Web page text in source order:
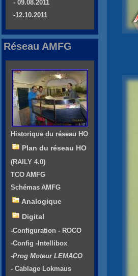
- 09.08.2011
-12.10.2011
Réseau AMFG
Historique du réseau HO
Plan du réseau HO
(RAILY 4.0)
TCO AMFG
Schémas AMFG
Analogique
Digital
-Configuration - ROCO
-Config -Intellibox
-Prog Moteur LEMACO
- Cablage Lokmaus